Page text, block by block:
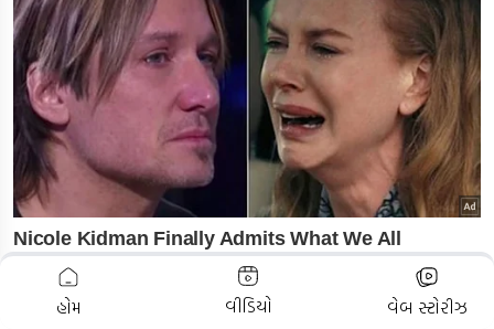
ADVERTISEMENT
હોમ વીડિયો વેબ સ્ટોરીઝ